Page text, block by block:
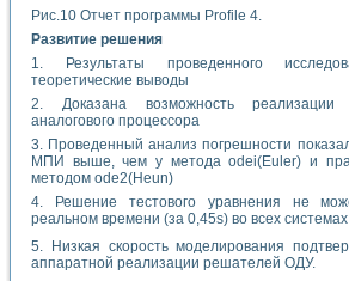
Рис.10 Отчет программы Profile 4.
Развитие решения
1. Результаты проведенного
теоретические выводы
2. Доказана возможность реализации
аналогового процессора
3. Проведенный анализ погрешности
МПИ выше, чем у метода odei(Euler) и
методом ode2(Heun)
4. Решение тестового уравнения не
реальном времени (за 0,45s) во всех
5. Низкая скорость моделирования
аппаратной реализации решателей ОДУ.